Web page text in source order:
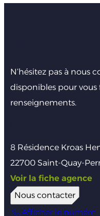
N’hésitez pas à nous
disponibles pour
renseignements.
8 Résidence Kroas
22700 Saint-Quay-
Voir la fiche agence
Nous contacter
Afficher le numéro